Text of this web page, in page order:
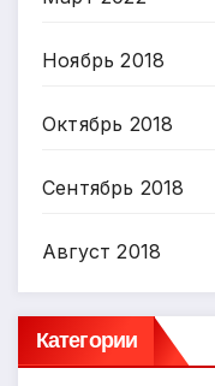
Ноябрь 2018
Октябрь 2018
Сентябрь 2018
Август 2018
Категории